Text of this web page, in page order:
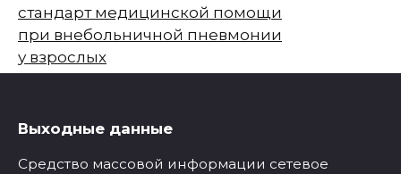
стандарт медицинской помощи
при внебольничной пневмонии
у взрослых
Выходные данные
Средство массовой информации сетевое